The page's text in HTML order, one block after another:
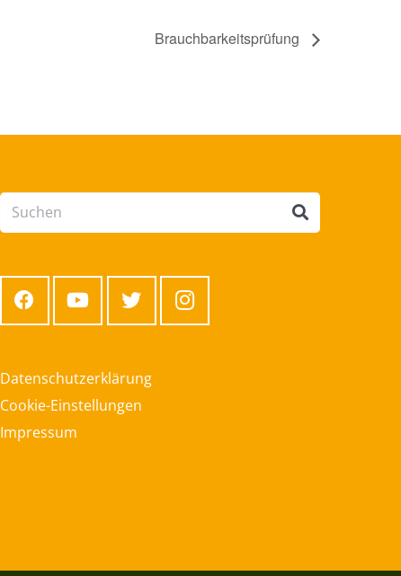
Brauchbarkeitsprüfung
Datenschutzerklärung
Cookie-Einstellungen
Impressum